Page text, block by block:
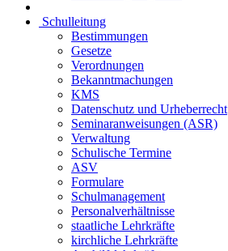
Schulleitung
Bestimmungen
Gesetze
Verordnungen
Bekanntmachungen
KMS
Datenschutz und Urheberrecht
Seminaranweisungen (ASR)
Verwaltung
Schulische Termine
ASV
Formulare
Schulmanagement
Personalverhältnisse
staatliche Lehrkräfte
kirchliche Lehrkräfte